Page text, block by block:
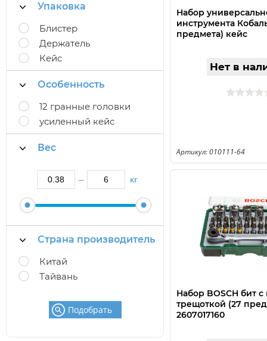
Упаковка
Блистер
Держатель
Кейс
Особенность
12 гранные головки
усиленный кейс
Вес
— кг
Страна производитель
Китай
Тайвань
Подобрать
Набор
инструмента
предмета) кейс
Нет в
Артикул: 010111-64
Набор BOSCH бит
трещоткой (27
2607017160